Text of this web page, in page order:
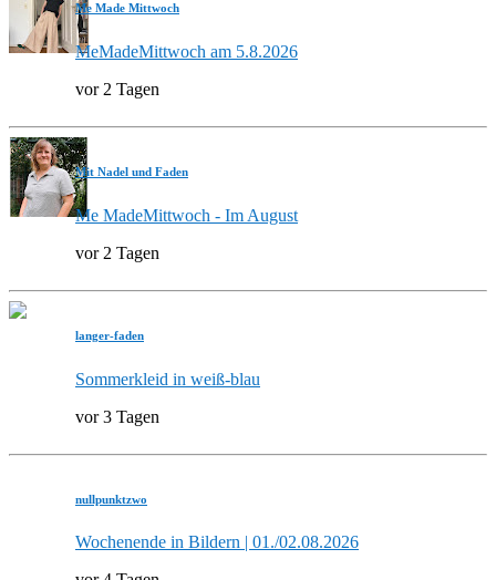
Me Made Mittwoch
MeMadeMittwoch am 5.8.2026
vor 2 Tagen
Mit Nadel und Faden
Me MadeMittwoch - Im August
vor 2 Tagen
langer-faden
Sommerkleid in weiß-blau
vor 3 Tagen
nullpunktzwo
Wochenende in Bildern | 01./02.08.2026